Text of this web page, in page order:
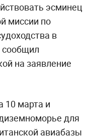
эсминец
миссии по
в
сообщил
на заявление
10 марта и
для
авиабазы